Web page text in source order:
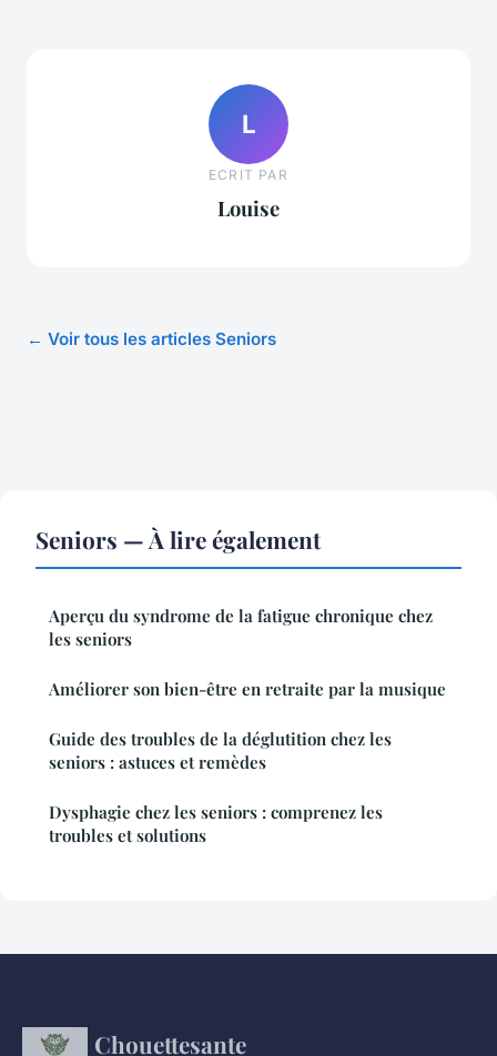
L
ECRIT PAR
Louise
← Voir tous les articles Seniors
Seniors — À lire également
Aperçu du syndrome de la fatigue chronique chez
les seniors
Améliorer son bien-être en retraite par la musique
Guide des troubles de la déglutition chez les
seniors : astuces et remèdes
Dysphagie chez les seniors : comprenez les
troubles et solutions
Chouettesante